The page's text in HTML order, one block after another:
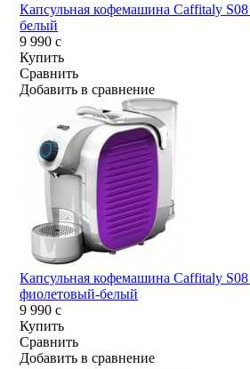
Капсульная кофемашина Caffitaly
белый
9 990c
Купить
Сравнить
Добавить в сравнение
Капсульная кофемашина Caffitaly
фиолетовый-белый
9 990c
Купить
Сравнить
Добавить в сравнение